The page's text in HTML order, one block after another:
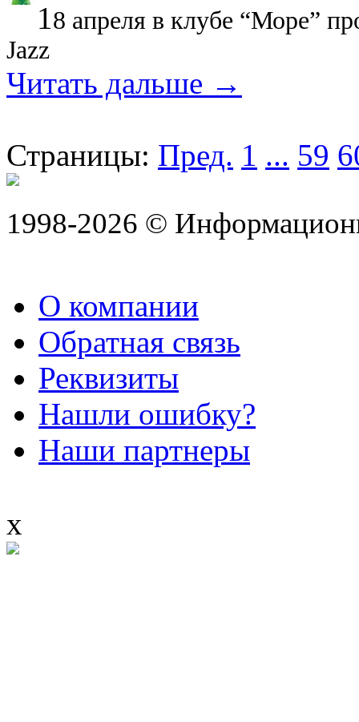
18 апреля в клубе “Море”
Jazz
Читать дальше →
Страницы: Пред. 1 ... 59
1998-2026 ©
О компании
Обратная связь
Реквизиты
Нашли ошибку?
Наши партнеры
x